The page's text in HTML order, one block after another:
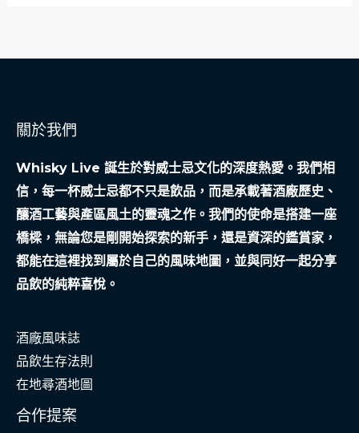
急
窮，
是
社
會
安
全
網
關於我們
Whisky Live 誕生於對威士忌文化的深度熱愛。我們相
信，每一杯威士忌都不只是飲品，而是承載著酒廠歷史、
釀酒工藝與產區風土的靈魂之作。我們的使命是搭建一座
橋樑，無論您是剛開始探索的新手，還是資深的鑑賞家，
都能在這裡找到屬於自己的風味地圖，並與同好一起分享
品飲的純粹喜悅。
酒廠風味誌
品飲生存法則
在地尋酒地圖
合作提案